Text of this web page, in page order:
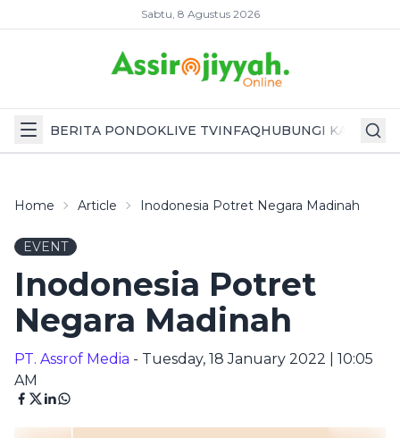
Sabtu, 8 Agustus 2026
BERITA PONDOKLIVE TVINFAQHUBUNGI KAMI
Home Article Inodonesia Potret Negara Madinah
EVENT
Inodonesia Potret
Negara Madinah
PT. Assrof Media - Tuesday, 18 January 2022 | 10:05
AM